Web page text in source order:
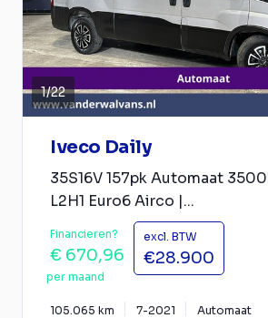
1/22
Iveco Daily
35S16V 157pk Automaat
L2H1 Euro6 Airco |...
Financieren?
€ 670,96
per maand
excl. BTW
€28.900
105.065 km 7-2021 Automaat